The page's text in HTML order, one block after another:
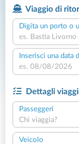
Viaggio di
Digita un porto o
Inserisci una data
Dettagli
Passeggeri
Chi viaggia?
Veicolo